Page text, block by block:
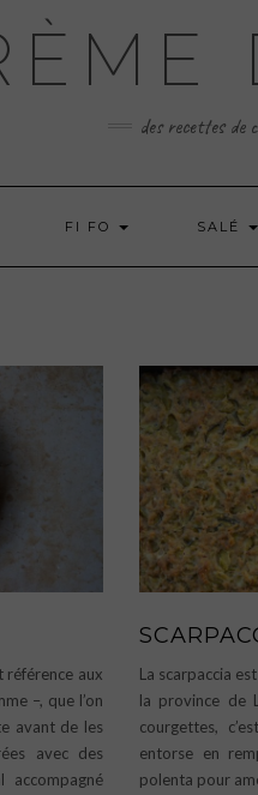
des recettes de
FI FO SALÉ
référence aux
–, que l’on
avant de les
avec des
accompagné
La scarpaccia
la province de
courgettes,
entorse en
polenta pour